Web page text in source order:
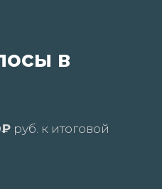
в
руб. к итоговой